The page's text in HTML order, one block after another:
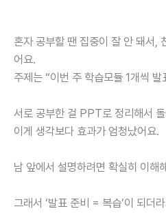
혼자 공부할 땐 집중이 잘 안 돼서,
어요.
주제는 “이번 주 학습모듈 1개씩 발
서로 공부한 걸 PPT로 정리해서 돌
이게 생각보다 효과가 엄청났어요.
남 앞에서 설명하려면 확실히 이해
그래서 ‘발표 준비 = 복습’이 되더